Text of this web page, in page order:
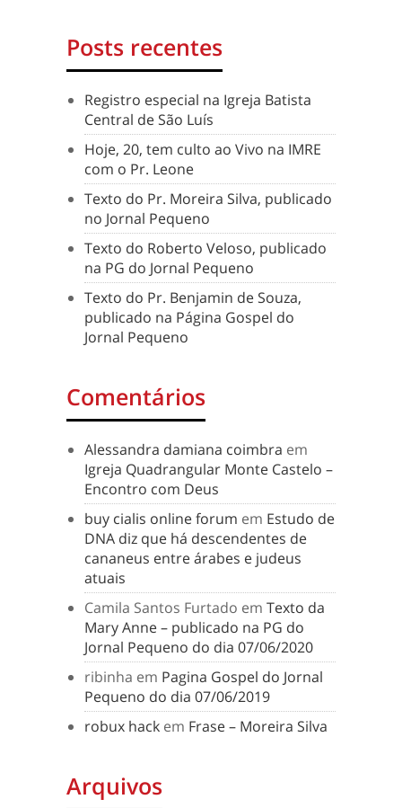
Posts recentes
Registro especial na Igreja Batista
Central de São Luís
Hoje, 20, tem culto ao Vivo na IMRE
com o Pr. Leone
Texto do Pr. Moreira Silva, publicado
no Jornal Pequeno
Texto do Roberto Veloso, publicado
na PG do Jornal Pequeno
Texto do Pr. Benjamin de Souza,
publicado na Página Gospel do
Jornal Pequeno
Comentários
Alessandra damiana coimbra em
Igreja Quadrangular Monte Castelo –
Encontro com Deus
buy cialis online forum em Estudo de
DNA diz que há descendentes de
cananeus entre árabes e judeus
atuais
Camila Santos Furtado em Texto da
Mary Anne – publicado na PG do
Jornal Pequeno do dia 07/06/2020
ribinha em Pagina Gospel do Jornal
Pequeno do dia 07/06/2019
robux hack em Frase – Moreira Silva
Arquivos